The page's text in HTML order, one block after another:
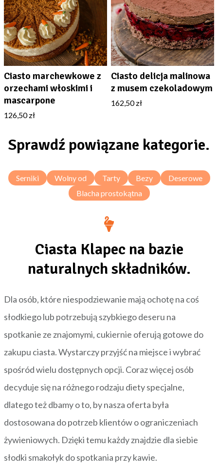
Ciasto marchewkowe z
orzechami włoskimi i
mascarpone
126,50 zł
Ciasto delicja malinowa
z musem czekoladowym
162,50 zł
Sprawdź powiązane kategorie.
Serniki Wolny od Tarty Bezy
Deserowe
Blacha prostokątna
Ciasta Klapec na bazie
naturalnych składników.
Dla osób, które niespodziewanie mają ochotę na coś
słodkiego lub potrzebują szybkiego deseru na
spotkanie ze znajomymi, cukiernie oferują gotowe do
zakupu ciasta. Wystarczy przyjść na miejsce i wybrać
spośród wielu dostępnych opcji. Coraz więcej osób
decyduje się na różnego rodzaju diety specjalne,
dlatego też dbamy o to, by nasza oferta była
dostosowana do potrzeb klientów o ograniczeniach
żywieniowych. Dzięki temu każdy znajdzie dla siebie
słodki smakołyk do spotkania przy kawie.